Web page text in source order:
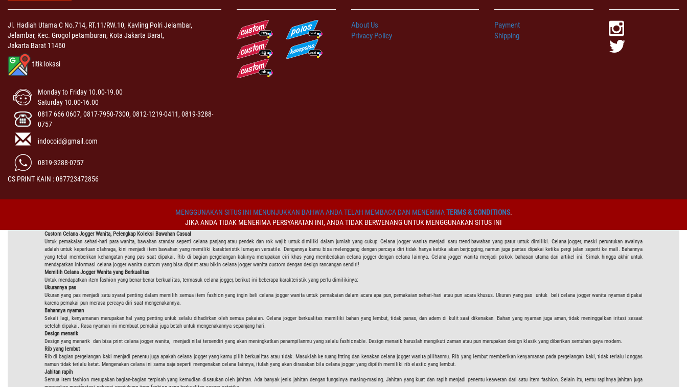
Jl. Hadiah Utama C No.714, RT.11/RW.10, Kavling Polri Jelambar,
Jelambar, Kec. Grogol petamburan, Kota Jakarta Barat,
Jakarta Barat 11460
titik lokasi
Monday to Friday 10.00-19.00
Saturday 10.00-16.00
0817 666 0607, 0817-7950-7300, 0812-1219-0411, 0819-3288-
0757
indocoid@gmail.com
0819-3288-0757
CS PRINT KAIN : 087723472856
About Us
Privacy Policy
Payment
Shipping
MENGGUNAKAN SITUS INI MENUNJUKKAN BAHWA ANDA TELAH MEMBACA DAN MENERIMATERMS & CONDITIONS.
JIKA ANDA TIDAK MENERIMA PERSYARATAN INI, ANDA TIDAK BERWENANG UNTUK MENGGUNAKAN SITUS INI
Custom Celana Jogger Wanita, Pelengkap Koleksi Bawahan Casual
Untuk pemakaian sehari-hari para wanita, bawahan standar seperti celana panjang atau pendek dan rok wajib untuk dimiliki dalam jumlah yang cukup. Celana jogger wanita menjadi satu trend bawahan yang patur untuk dimiliki. Celana jogger, meski peruntukan awalnya
adalah untuk keperluan olahraga, kini menjadi item bawahan yang memiliki karakteristik lumayan versatile. Dengannya kamu bisa melenggang dengan percaya diri tidak hanya ketika akan berjogging, namun juga pantas dipakai ketika pergi jalan seperti ke mall. Bahannya
yang tebal memberikan kehangatan yang pas saat dipakai. Rib di bagian pergelangan kakinya merupakan ciri khas yang membedakan celana jogger dengan celana lainnya. Celana jogger wanita menjadi pokok bahasan utama dari artikel ini. Simak hingga akhir untuk
mendapatkan informasi celana jogger wanita custom yang bisa diprint atau bikin celana jogger wanita custom dengan design rancangan sendiri!
Memilih Celana Jogger Wanita yang Berkualitas
Untuk mendapatkan item fashion yang benar-benar berkualitas, termasuk celana jogger, berikut ini beberapa karakteristik yang perlu dimilikinya:
Ukurannya pas
Ukuran yang pas menjadi satu syarat penting dalam memilih semua item fashion yang ingin beli celana jogger wanita untuk pemakaian dalam acara apa pun, pemakaian sehari-hari atau pun acara khusus. Ukuran yang pas untuk beli celana jogger wanita nyaman dipakai
karena pemakai pun merasa percaya diri saat mengenakannya.
Bahannya nyaman
Sekali lagi, kenyamanan merupakan hal yang penting untuk selalu dihadirkan oleh semua pakaian. Celana jogger berkualitas memiliki bahan yang lembut, tidak panas, dan adem di kulit saat dikenakan. Bahan yang nyaman juga aman, tidak meninggalkan iritasi sesaat
setelah dipakai. Rasa nyaman ini membuat pemakai juga betah untuk mengenakannya sepanjang hari.
Design menarik
Design yang menarik dan bisa print celana jogger wanita, menjadi nilai tersendiri yang akan meningkatkan penampilanmu yang selalu fashionable. Design menarik haruslah mengikuti zaman atau pun merupakan design klasik yang diberikan sentuhan gaya modern.
Rib yang lembut
Rib di bagian pergelangan kaki menjadi penentu juga apakah celana jogger yang kamu pilih berkualitas atau tidak. Masuklah ke ruang fitting dan kenakan celana jogger wanita pilihanmu. Rib yang lembut memberikan kenyamanan pada pergelangan kaki, tidak terlalu longgas
namun tidak terlalu ketat. Mengenakan celana ini sama saja seperti mengenakan celana lainnya, itulah yang akan dirasakan bila celana jogger yang dipilih memiliki rib elastic yang lembut.
Jahitan rapih
Semua item fashion merupakan bagian-bagian terpisah yang kemudian disatukan oleh jahitan. Ada banyak jenis jahitan dengan fungsinya masing-masing. Jahitan yang kuat dan rapih menjadi penentu keawetan dari satu item fashion. Selain itu, tentu rapihnya jahitan juga